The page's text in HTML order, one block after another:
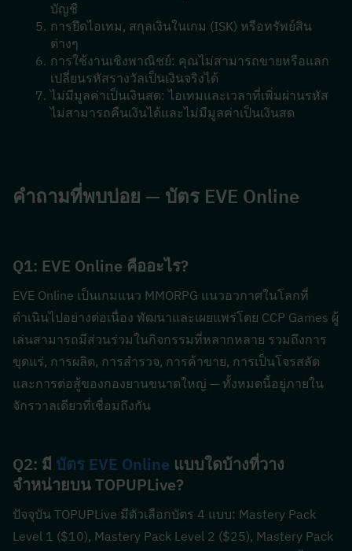
บัญชี
การยึดไอเทม, สกุลเงินในเกม (ISK) หรือทรัพย์สิน
ต่างๆ
การใช้งานเชิงพาณิชย์: คุณไม่สามารถขายหรือแลก
เปลี่ยนรหัสรางวัลเป็นเงินจริงได้
ไม่มีมูลค่าเป็นเงินสด: ไอเทมและเวลาที่เพิ่มผ่านรหัส
ไม่สามารถคืนเงินได้และไม่มีมูลค่าเป็นเงินสด
คำถามที่พบบ่อย — บัตร EVE Online
Q1: EVE Online คืออะไร?
EVE Online เป็นเกมแนว MMORPG แนวอวกาศในโลกที่
ดำเนินไปอย่างต่อเนื่อง พัฒนาและเผยแพร่โดย CCP Games ผู้
เล่นสามารถมีส่วนร่วมในกิจกรรมที่หลากหลาย รวมถึงการ
ขุดแร่, การผลิต, การสำรวจ, การค้าขาย, การเป็นโจรสลัด
และการต่อสู้ของกองยานขนาดใหญ่ — ทั้งหมดนี้อยู่ภายใน
จักรวาลเดียวที่เชื่อมถึงกัน
Q2: มี บัตร EVE Online แบบใดบ้างที่วาง
จำหน่ายบน TOPUPLive?
ปัจจุบัน TOPUPLive มีตัวเลือกบัตร 4 แบบ: Mastery Pack
Level 1 ($10), Mastery Pack Level 2 ($25), Mastery Pack